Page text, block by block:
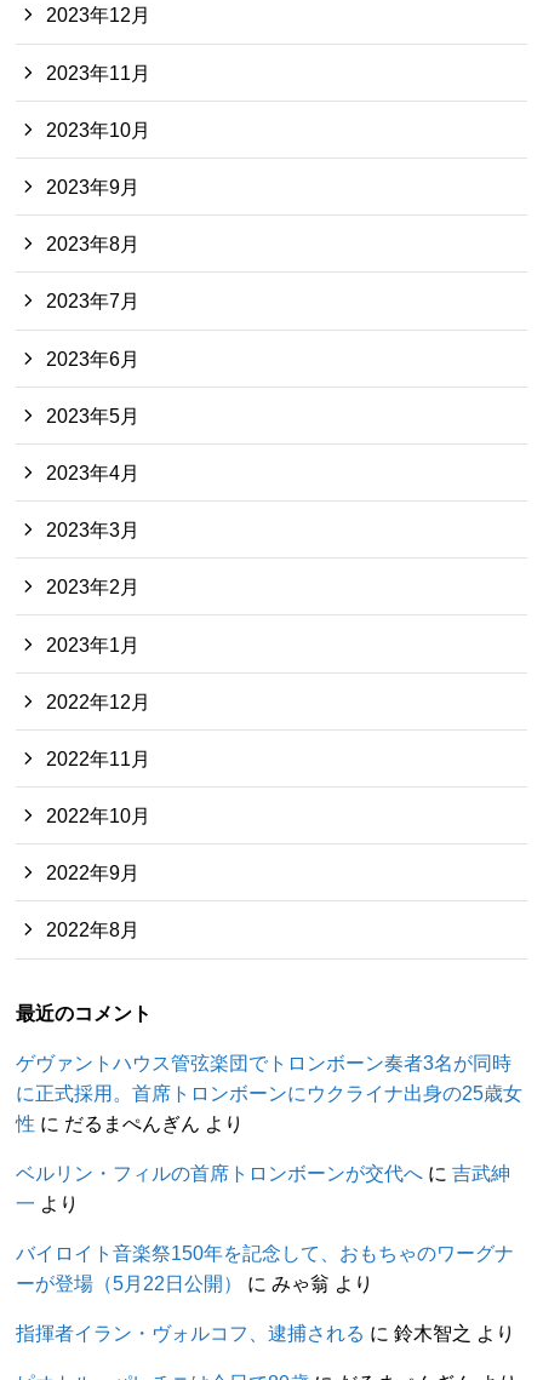
2023年12月
2023年11月
2023年10月
2023年9月
2023年8月
2023年7月
2023年6月
2023年5月
2023年4月
2023年3月
2023年2月
2023年1月
2022年12月
2022年11月
2022年10月
2022年9月
2022年8月
最近のコメント
ゲヴァントハウス管弦楽団でトロンボーン奏者3名が同時
に正式採用。首席トロンボーンにウクライナ出身の25歳女
性 に だるまぺんぎん より
ベルリン・フィルの首席トロンボーンが交代へ に吉武紳
一 より
バイロイト音楽祭150年を記念して、おもちゃのワーグナ
ーが登場（5月22日公開）
にみゃ翁 より
指揮者イラン・ヴォルコフ、逮捕される に鈴木智之 より